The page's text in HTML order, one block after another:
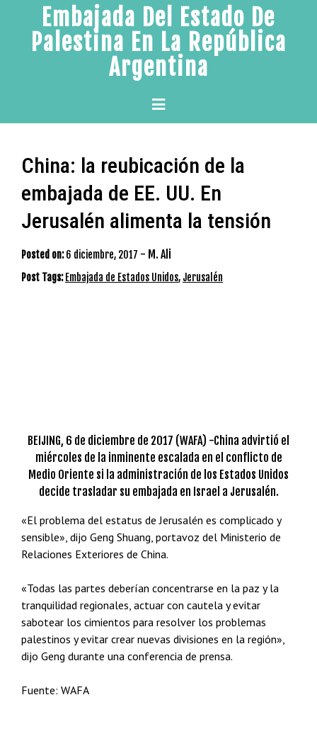
content
Embajada Del Estado De
Palestina En La República
Argentina
Primary
Menu
China: la reubicación de la
embajada de EE. UU. En
Jerusalén alimenta la tensión
Posted on: 6 diciembre, 2017 - M. Ali
Post Tags: Embajada de Estados Unidos, Jerusalén
BEIJING, 6 de diciembre de 2017 (WAFA) -China advirtió el
miércoles de la inminente escalada en el conflicto de
Medio Oriente si la administración de los Estados Unidos
decide trasladar su embajada en Israel a Jerusalén.
«El problema del estatus de Jerusalén es complicado y
sensible», dijo Geng Shuang, portavoz del Ministerio de
Relaciones Exteriores de China.
«Todas las partes deberían concentrarse en la paz y la
tranquilidad regionales, actuar con cautela y evitar
sabotear los cimientos para resolver los problemas
palestinos y evitar crear nuevas divisiones en la región»,
dijo Geng durante una conferencia de prensa.
Fuente: WAFA